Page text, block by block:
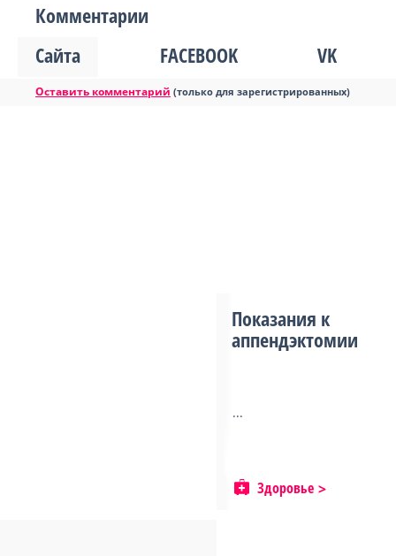
Комментарии
Сайта
FACEBOOK VK
Оставить комментарий (только для зарегистрированных)
Показания к
аппендэктомии
...
Здоровье